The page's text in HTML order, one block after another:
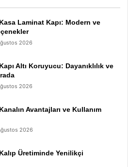
Laminat Kapı: Modern ve
2026
Altı Koruyucu: Dayanıklılık ve
2026
Avantajları ve Kullanım
2026
Üretiminde Yenilikçi